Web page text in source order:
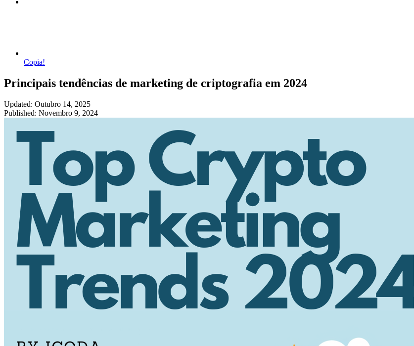
Copia!
Principais tendências de marketing de criptografia em 2024
Updated: Outubro 14, 2025
Published: Novembro 9, 2024